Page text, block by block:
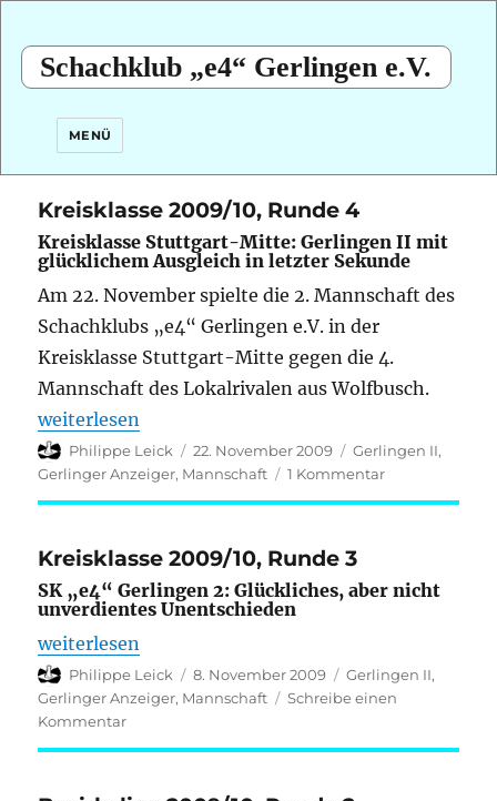
Schachklub „e4“ Gerlingen e.V.
MENÜ
Kreisklasse 2009/10, Runde 4
Kreisklasse Stuttgart-Mitte: Gerlingen II mit
glücklichem Ausgleich in letzter Sekunde
Am 22. November spielte die 2. Mannschaft des
Schachklubs „e4“ Gerlingen e.V. in der
Kreisklasse Stuttgart-Mitte gegen die 4.
Mannschaft des Lokalrivalen aus Wolfbusch.
„Kreisklasse 2009/10, Runde 4“
weiterlesen
Autor
Philippe Leick
Veröffentlicht
am
22. November 2009 Kategorien
Gerlingen II,
Gerlinger Anzeiger, Mannschaft 1 Kommentarzu
Kreisklasse
Kreisklasse 2009/10, Runde 3
SK „e4“ Gerlingen 2: Glückliches, aber nicht
unverdientes Unentschieden
„Kreisklasse 2009/10, Runde 3“
weiterlesen
Autor
Philippe Leick
Veröffentlicht
am
8. November 2009 Kategorien
Gerlingen II,
Gerlinger Anzeiger, Mannschaft
Schreibe einen
Kommentarzu
Kreisklasse